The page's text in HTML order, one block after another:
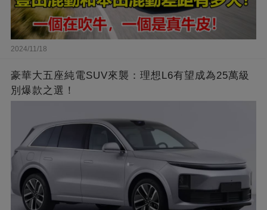
2024/11/18
豪華大五座純電SUV來襲：理想L6有望成為25萬級
別爆款之選！